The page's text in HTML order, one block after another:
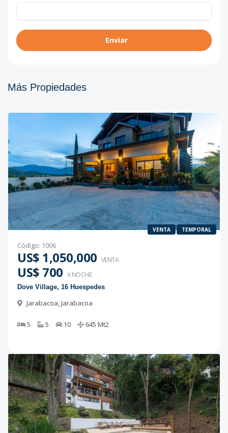
Enviar
Más Propiedades
VENTA TEMPORAL
Código: 1006
US$ 1,050,000 VENTA
US$ 700 X NOCHE
Dove Village, 16 Huespedes
Jarabacoa,Jarabacoa
5 5 10 645 Mt2